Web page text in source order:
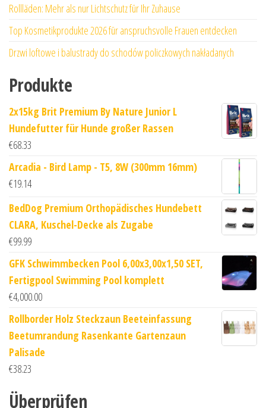
Rollläden: Mehr als nur Lichtschutz für Ihr Zuhause
Top Kosmetikprodukte 2026 für anspruchsvolle Frauen entdecken
Drzwi loftowe i balustrady do schodów policzkowych nakładanych
Produkte
2x15kg Brit Premium By Nature Junior L
Hundefutter für Hunde großer Rassen
€68.33
Arcadia - Bird Lamp - T5, 8W (300mm 16mm)
€19.14
BedDog Premium Orthopädisches Hundebett
CLARA, Kuschel-Decke als Zugabe
€99.99
GFK Schwimmbecken Pool 6,00x3,00x1,50 SET,
Fertigpool Swimming Pool komplett
€4,000.00
Rollborder Holz Steckzaun Beeteinfassung
Beetumrandung Rasenkante Gartenzaun
Palisade
€38.23
Überprüfen